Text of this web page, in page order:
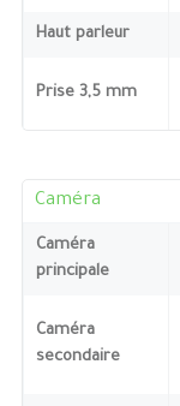
Haut parleur
Prise 3,5 mm
Caméra
Caméra
principale
Caméra
secondaire